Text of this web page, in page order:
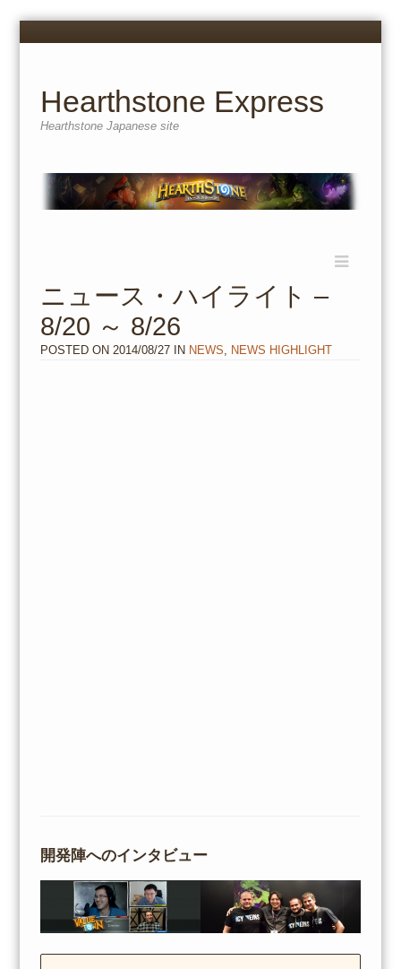
Menu
Hearthstone Express
Hearthstone Japanese site
content
ニュース・ハイライト –
8/20 ～ 8/26
POSTED ON 2014/08/27IN NEWS NEWS HIGHLIGHT
開発陣へのインタビュー